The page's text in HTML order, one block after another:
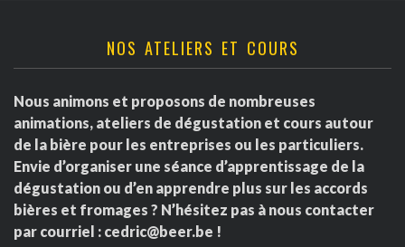
NOS ATELIERS ET COURS
Nous animons et proposons de nombreuses
animations, ateliers de dégustation et cours autour
de la bière pour les entreprises ou les particuliers.
Envie d’organiser une séance d’apprentissage de la
dégustation ou d’en apprendre plus sur les accords
bières et fromages ? N’hésitez pas à nous contacter
par courriel : cedric@beer.be !